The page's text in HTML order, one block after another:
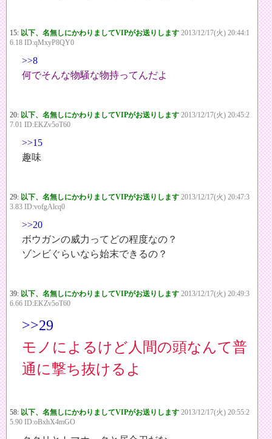
15: 以下、名無しにかわりましてVIPがお送りします 2013/12/17(火) 20:44:1
6.18 ID:qMxyP8QY0
>>8
何でそんな物騒な物持ってんだよ
20: 以下、名無しにかわりましてVIPがお送りします 2013/12/17(火) 20:45:2
7.01 ID:EKZv5oT60
>>15
趣味
29: 以下、名無しにかわりましてVIPがお送りします 2013/12/17(火) 20:47:3
3.83 ID:vofgAlcq0
>>20
ボウガンの威力ってどの程度なの？
ゾンビぐらいなら始末できるの？
39: 以下、名無しにかわりましてVIPがお送りします 2013/12/17(火) 20:49:3
6.66 ID:EKZv5oT60
>>29
モノによるけど人間の頭なんて普
通に撃ち抜けるよ
58: 以下、名無しにかわりましてVIPがお送りします 2013/12/17(火) 20:55:2
5.90 ID:oBxhX4mGO